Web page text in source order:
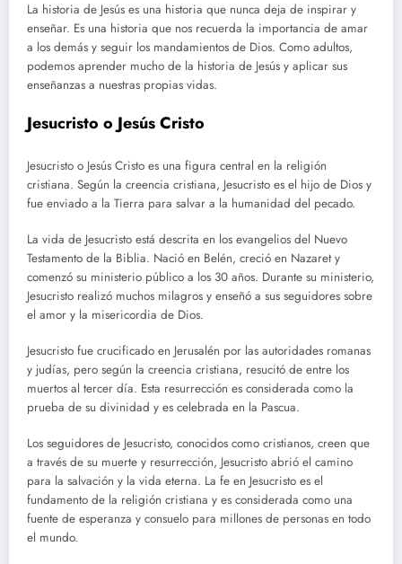
La historia de Jesús es una historia que nunca deja de inspirar y
enseñar. Es una historia que nos recuerda la importancia de amar
a los demás y seguir los mandamientos de Dios. Como adultos,
podemos aprender mucho de la historia de Jesús y aplicar sus
enseñanzas a nuestras propias vidas.
Jesucristo o Jesús Cristo
Jesucristo o Jesús Cristo es una figura central en la religión
cristiana. Según la creencia cristiana, Jesucristo es el hijo de Dios y
fue enviado a la Tierra para salvar a la humanidad del pecado.
La vida de Jesucristo está descrita en los evangelios del Nuevo
Testamento de la Biblia. Nació en Belén, creció en Nazaret y
comenzó su ministerio público a los 30 años. Durante su ministerio,
Jesucristo realizó muchos milagros y enseñó a sus seguidores sobre
el amor y la misericordia de Dios.
Jesucristo fue crucificado en Jerusalén por las autoridades romanas
y judías, pero según la creencia cristiana, resucitó de entre los
muertos al tercer día. Esta resurrección es considerada como la
prueba de su divinidad y es celebrada en la Pascua.
Los seguidores de Jesucristo, conocidos como cristianos, creen que
a través de su muerte y resurrección, Jesucristo abrió el camino
para la salvación y la vida eterna. La fe en Jesucristo es el
fundamento de la religión cristiana y es considerada como una
fuente de esperanza y consuelo para millones de personas en todo
el mundo.